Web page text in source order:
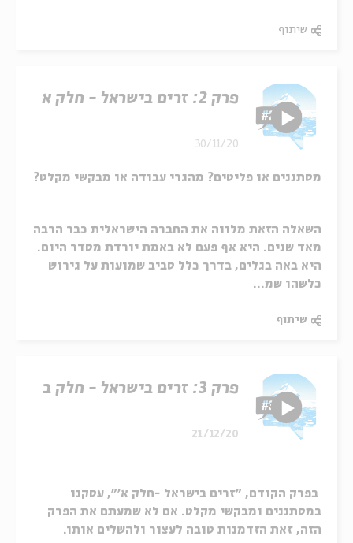
שיתוף
פרק 2: זרים בישראל - חלק א
30/11/20
מסתננים או פליטים? מהגרי עבודה או מבקשי מקלט?
השאלה הזאת מלווה את החברה הישראלית כבר הרבה
מאד שנים. היא אף פעם לא באמת יורדת מסדר היום.
היא באה בגלים, בדרך כלל סביב שמועות על גירוש
כלשהו שמ...
שיתוף
פרק 3: זרים בישראל - חלק ב
21/12/20
בפרק הקודם, "זרים בישראל -חלק א'", עסקנו
במסתננים ומבקשי מקלט. אם לא שמעתם את הפרק
הזה, זאת הזדמנות טובה לעצור ולהשלים אותו.